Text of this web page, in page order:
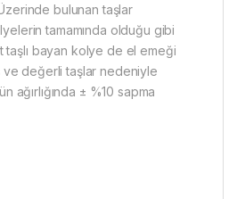
bulunan taşlar
tamamında olduğu gibi
taşlı bayan kolye de el emeği
ve değerli taşlar nedeniyle
ağırlığında ± %10 sapma